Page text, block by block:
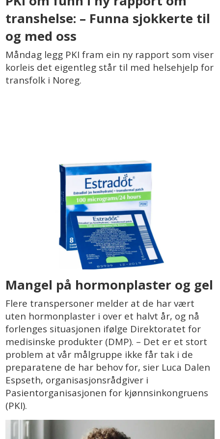
transhelse: – Funna sjokkerte til
og med oss
Måndag legg PKI fram ein ny rapport som viser
korleis det eigentleg står til med helsehjelp for
transfolk i Noreg.
Mangel på hormonplaster og gel
Flere transpersoner melder at de har vært
uten hormonplaster i over et halvt år, og nå
forlenges situasjonen ifølge Direktoratet for
medisinske produkter (DMP). – Det er et stort
problem at vår målgruppe ikke får tak i de
preparatene de har behov for, sier Luca Dalen
Espseth, organisasjonsrådgiver i
Pasientorganisasjonen for kjønnsinkongruens
(PKI).